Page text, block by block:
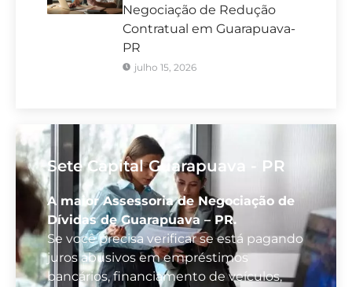
Negociação de Redução
Contratual em Guarapuava-
PR
julho 15, 2026
Sete Capital Guarapuava - PR
A maior Assessoria de Negociação de
Dívidas de Guarapuava – PR.
Se você precisa verificar se está pagando
juros abusivos em empréstimos
bancários, financiamento de veículos,